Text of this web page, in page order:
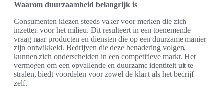
Waarom duurzaamheid belangrijk is
Consumenten kiezen steeds vaker voor merken die zich
inzetten voor het milieu. Dit resulteert in een toenemende
vraag naar producten en diensten die op een duurzame manier
zijn ontwikkeld. Bedrijven die deze benadering volgen,
kunnen zich onderscheiden in een competitieve markt. Het
vermogen om een opvallende en duurzame identiteit uit te
stralen, biedt voordelen voor zowel de klant als het bedrijf
zelf.